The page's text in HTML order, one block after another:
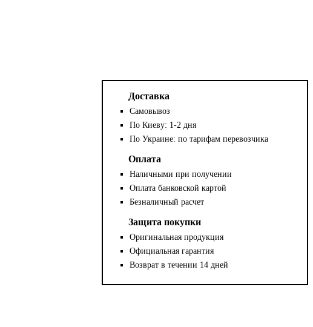
Доставка
Самовывоз
По Киеву: 1-2 дня
По Украине: по тарифам перевозчика
Оплата
Наличными при получении
Оплата банковской картой
Безналичный расчет
Защита покупки
Оригинальная продукция
Официальная гарантия
Возврат в течении 14 дней